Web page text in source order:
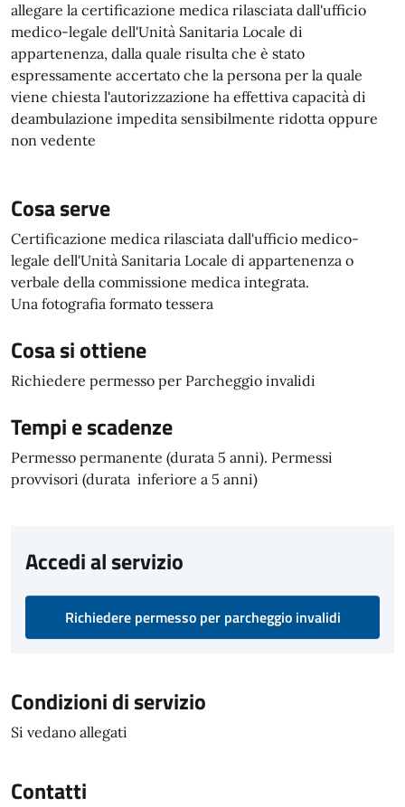
allegare la certificazione medica rilasciata dall'ufficio
medico-legale dell'Unità Sanitaria Locale di
appartenenza, dalla quale risulta che è stato
espressamente accertato che la persona per la quale
viene chiesta l'autorizzazione ha effettiva capacità di
deambulazione impedita sensibilmente ridotta oppure
non vedente
Cosa serve
Certificazione medica rilasciata dall'ufficio medico-
legale dell'Unità Sanitaria Locale di appartenenza o
verbale della commissione medica integrata.
Una fotografia formato tessera
Cosa si ottiene
Richiedere permesso per Parcheggio invalidi
Tempi e scadenze
Permesso permanente (durata 5 anni). Permessi
provvisori (durata inferiore a 5 anni)
Accedi al servizio
Richiedere permesso per parcheggio invalidi
Condizioni di servizio
Si vedano allegati
Contatti